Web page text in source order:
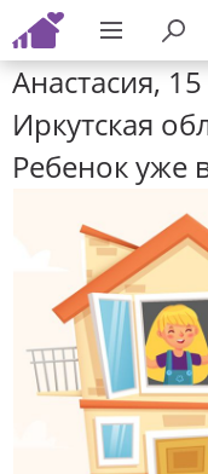
Анастасия,
Иркутская
Ребенок уже